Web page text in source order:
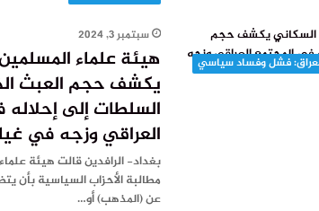
سبتمبر 3, 2024
هيئة علماء
يكشف حجم العبث
السلطات إلى
العراقي وزجه في
بغداد- الرافدين قالت هيئة
مطالبة الأحزاب السياسية بأن
عن (المذهب) أو…